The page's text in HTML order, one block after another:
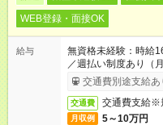
WEB登録・面接OK
給与
無資格未経験：時
／週払い制度あり（
了次第のお支払いと
交通費別途支給あ
交通費 交通費支給※
月収例 5～10万円